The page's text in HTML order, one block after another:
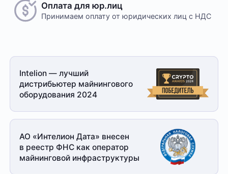
Оплата для юр.лиц
Принимаем оплату от юридических лиц с НДС
Intelion — лучший
дистрибьютер майнингового
оборудования 2024
АО «Интелион Дата» внесен
в реестр ФНС как оператор
майнинговой инфраструктуры